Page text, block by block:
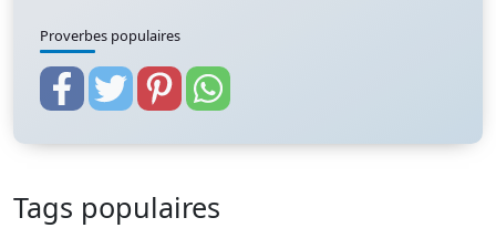
Proverbes populaires
Tags populaires